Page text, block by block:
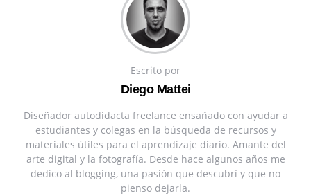
Escrito por
Diego Mattei
Diseñador autodidacta freelance ensañado con ayudar a
estudiantes y colegas en la búsqueda de recursos y
materiales útiles para el aprendizaje diario. Amante del
arte digital y la fotografía. Desde hace algunos años me
dedico al blogging, una pasión que descubrí y que no
pienso dejarla.